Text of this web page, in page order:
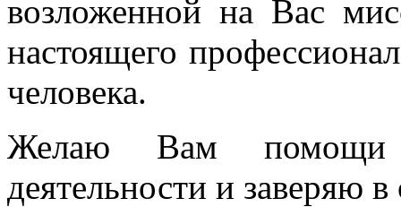
возложенной на Вас
настоящего
человека.
Желаю Вам помощи
деятельности и заверяю